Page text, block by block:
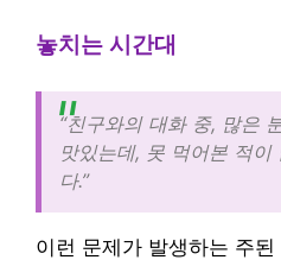
놓치는 시간대
“친구와의 대화 중, 많은
맛있는데, 못 먹어본 적이
다.”
이런 문제가 발생하는 주